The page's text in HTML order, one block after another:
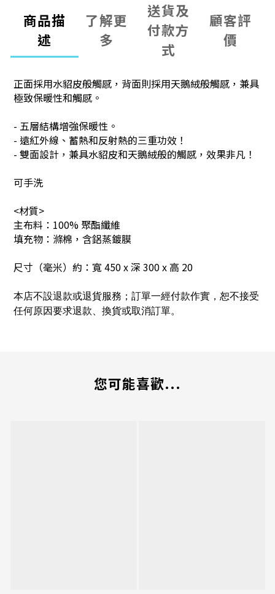
商品描
述
了解更
多
送貨及
付款方
式
顧客評
價
正面採用水貂皮般觸感，背面則採用天鵝絨般觸感， 兼具
極致保暖性和觸感。
- 五層結構增強保暖性。
- 遠紅外線、蓄熱和反射熱的三重功效！
- 雙面設計，兼具水貂皮和天鵝絨般的觸感，效果非凡！
可手洗
<材質>
主布料：100% 聚酯纖維
填充物：滌棉，含鋁蒸鍍膜
尺寸（毫米） 約：寬 450 x 深 300 x 高 20
本店不設退款或退貨服務；訂單一經付款作實，恕不接受
任何原因要求退款、換貨或取消訂單。
您可能喜歡...